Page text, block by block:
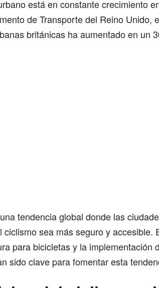
está en constante crecimiento
de Transporte del Reino Unido,
británicas ha aumentado en un
tendencia global donde las
ciclismo sea más seguro y accesible.
para bicicletas y la implementación
sido clave para fomentar esta